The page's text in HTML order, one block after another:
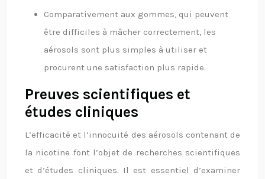
Comparativement aux gommes, qui peuvent
être difficiles à mâcher correctement, les
aérosols sont plus simples à utiliser et
procurent une satisfaction plus rapide.
Preuves scientifiques et
études cliniques
L’efficacité et l’innocuité des aérosols contenant de
la nicotine font l’objet de recherches scientifiques
et d’études cliniques. Il est essentiel d’examiner